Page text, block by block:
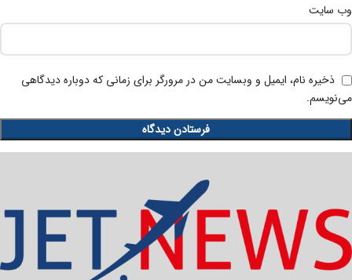
وب‌ سایت
ذخیره نام، ایمیل و وبسایت من در مرورگر برای زمانی که دوباره دیدگاهی
می‌نویسم.